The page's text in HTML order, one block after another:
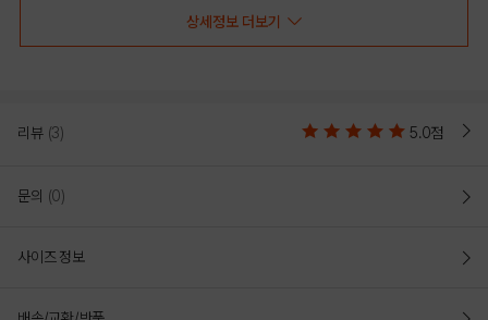
상세정보 더보기
리뷰 (3) 5.0점
문의 (0)
사이즈 정보